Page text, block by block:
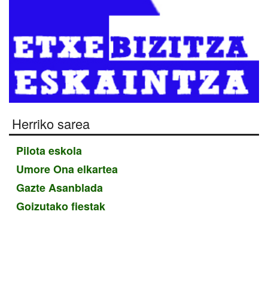
Herriko sarea
Pilota eskola
Umore Ona elkartea
Gazte Asanblada
Goizutako fiestak